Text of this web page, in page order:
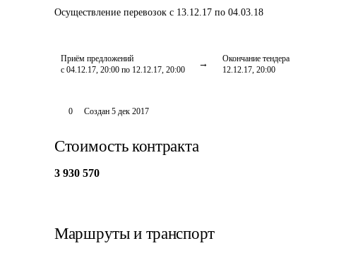
Осуществление перевозок с 13.12.17 по 04.03.18
Приём предложений
с 04.12.17, 20:00 по 12.12.17, 20:00
Окончание тендера
12.12.17, 20:00
0 Создан 5 дек 2017
Стоимость контракта
3 930 570
Маршруты и транспорт